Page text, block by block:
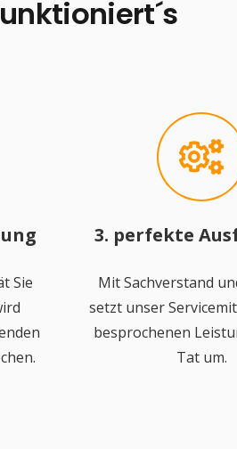
Sie
3. perfekte
Mit Sachverstand
setzt unser
besprochenen
Tat um.